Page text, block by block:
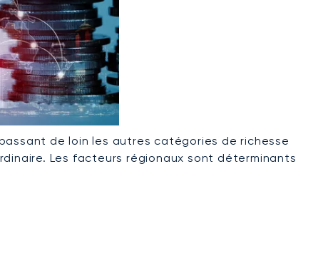
de loin les autres catégories de richesse
Les facteurs régionaux sont déterminants